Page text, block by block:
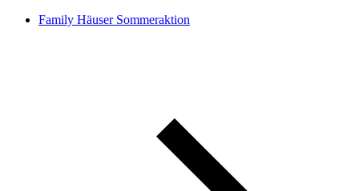
Family Häuser Sommeraktion